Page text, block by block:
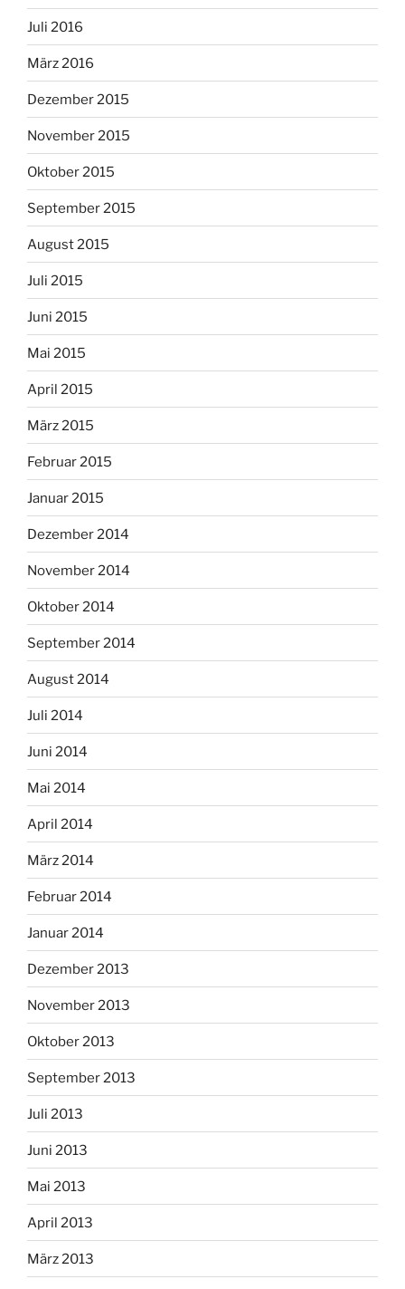
Juli 2016
März 2016
Dezember 2015
November 2015
Oktober 2015
September 2015
August 2015
Juli 2015
Juni 2015
Mai 2015
April 2015
März 2015
Februar 2015
Januar 2015
Dezember 2014
November 2014
Oktober 2014
September 2014
August 2014
Juli 2014
Juni 2014
Mai 2014
April 2014
März 2014
Februar 2014
Januar 2014
Dezember 2013
November 2013
Oktober 2013
September 2013
Juli 2013
Juni 2013
Mai 2013
April 2013
März 2013